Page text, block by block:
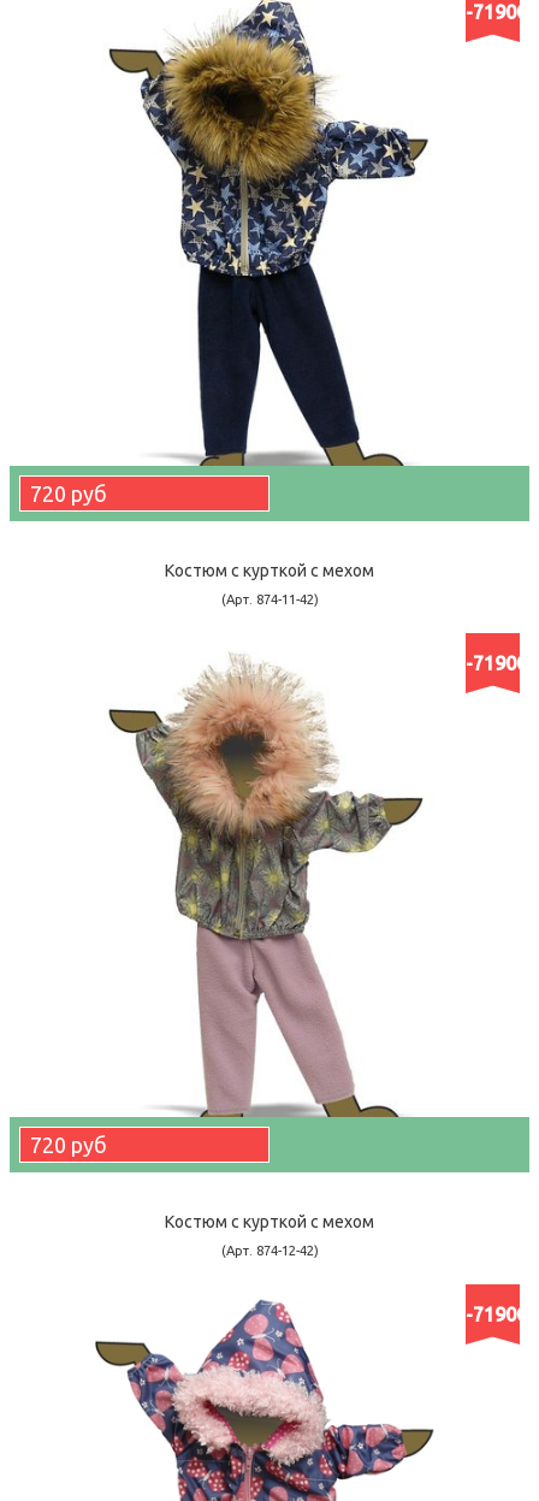
-
720 руб
Костюм с курткой c мехом
(Арт. 874-11-42)
-
720 руб
Костюм с курткой c мехом
(Арт. 874-12-42)
-